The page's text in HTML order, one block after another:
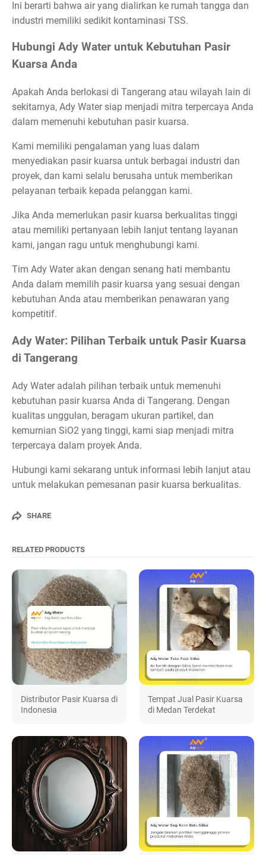
Ini berarti bahwa air yang dialirkan ke rumah tangga dan
industri memiliki sedikit kontaminasi TSS.
Hubungi Ady Water untuk Kebutuhan Pasir
Kuarsa Anda
Apakah Anda berlokasi di Tangerang atau wilayah lain di
sekitarnya, Ady Water siap menjadi mitra terpercaya Anda
dalam memenuhi kebutuhan pasir kuarsa.
Kami memiliki pengalaman yang luas dalam
menyediakan pasir kuarsa untuk berbagai industri dan
proyek, dan kami selalu berusaha untuk memberikan
pelayanan terbaik kepada pelanggan kami.
Jika Anda memerlukan pasir kuarsa berkualitas tinggi
atau memiliki pertanyaan lebih lanjut tentang layanan
kami, jangan ragu untuk menghubungi kami.
Tim Ady Water akan dengan senang hati membantu
Anda dalam memilih pasir kuarsa yang sesuai dengan
kebutuhan Anda atau memberikan penawaran yang
kompetitif.
Ady Water: Pilihan Terbaik untuk Pasir Kuarsa
di Tangerang
Ady Water adalah pilihan terbaik untuk memenuhi
kebutuhan pasir kuarsa Anda di Tangerang. Dengan
kualitas unggulan, beragam ukuran partikel, dan
kemurnian SiO2 yang tinggi, kami siap menjadi mitra
terpercaya dalam proyek Anda.
Hubungi kami sekarang untuk informasi lebih lanjut atau
untuk melakukan pemesanan pasir kuarsa berkualitas.
SHARE
RELATED PRODUCTS
Distributor Pasir Kuarsa di
Indonesia
Tempat Jual Pasir Kuarsa
di Medan Terdekat